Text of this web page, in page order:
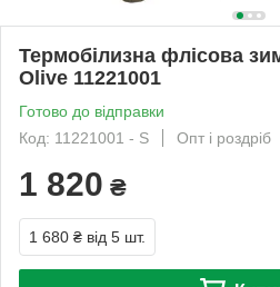
Термобілизна флісова
Olive 11221001
Готово до відправки
Код: 11221001 - S
Опт і роздріб
1 820 ₴
1 680 ₴ від 5 шт.